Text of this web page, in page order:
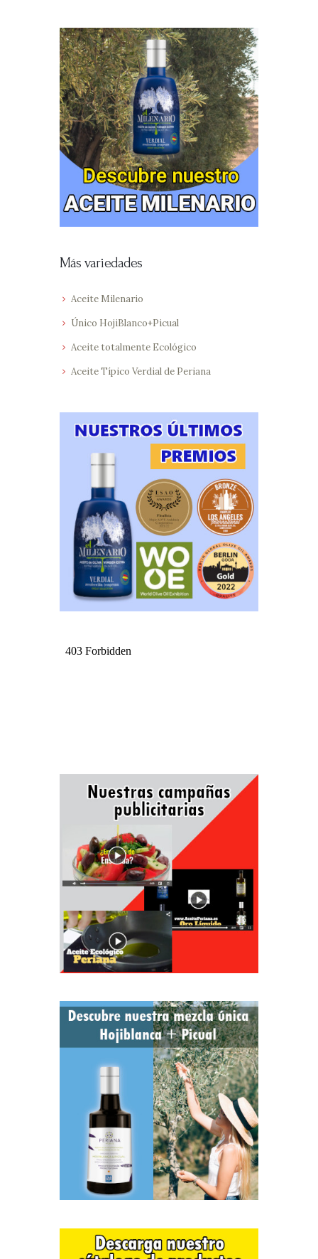
Más variedades
Aceite Milenario
Único HojiBlanco+Picual
Aceite totalmente Ecológico
Aceite Típico Verdial de Periana